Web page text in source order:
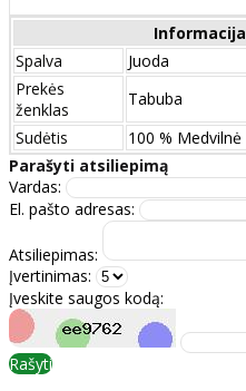
Informacija
Spalva
Juoda
Prekės
ženklas
Tabuba
Sudėtis
100 % Medvilnė
Parašyti atsiliepimą
Vardas:
El. pašto adresas:
Atsiliepimas:
Įvertinimas:
Įveskite saugos kodą:
Rašyti